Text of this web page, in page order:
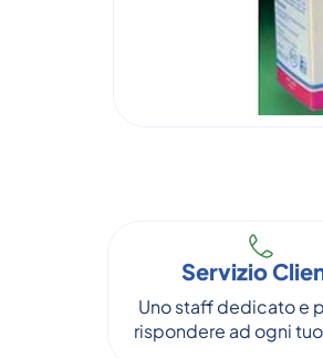
Servizio
Uno staff dedicato e
rispondere ad ogni